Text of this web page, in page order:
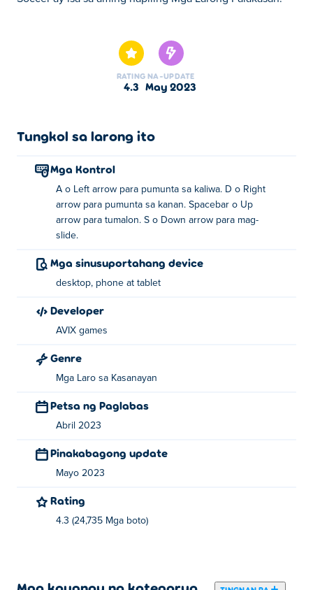
RATING
4.3
NA-UPDATE
May 2023
Tungkol sa larong ito
Mga Kontrol
A o Left arrow para pumunta sa kaliwa. D o Right
arrow para pumunta sa kanan. Spacebar o Up
arrow para tumalon. S o Down arrow para mag-
slide.
Mga sinusuportahang device
desktop, phone at tablet
Developer
AVIX games
Genre
Mga Laro sa Kasanayan
Petsa ng Paglabas
Abril 2023
Pinakabagong update
Mayo 2023
Rating
4.3 (24,735 Mga boto)